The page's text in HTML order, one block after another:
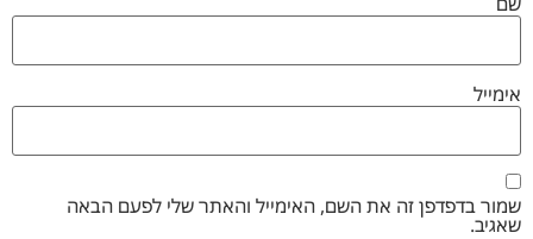
אימייל
שמור בדפדפן זה את השם, האימייל והאתר שלי לפעם הבאה
שאגיב.